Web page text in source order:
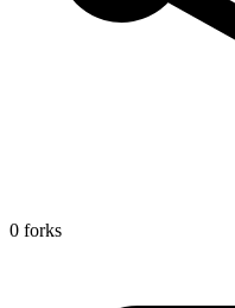
0 forks